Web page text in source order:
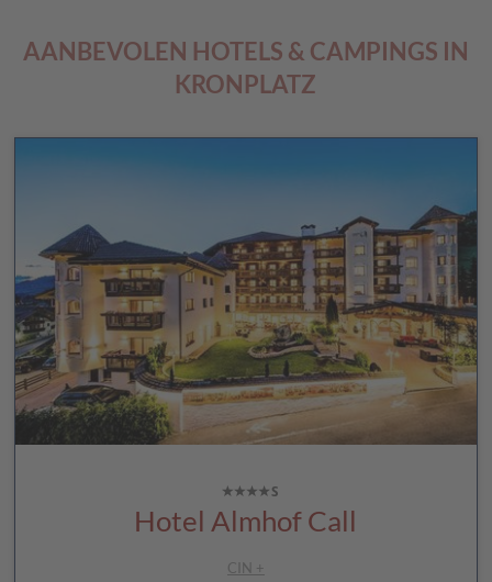
AANBEVOLEN HOTELS & CAMPINGS IN
KRONPLATZ
Hotel Almhof Call
CIN +